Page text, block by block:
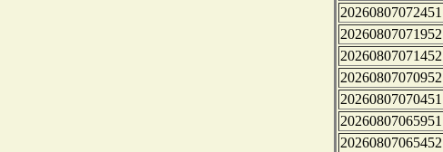
20260807072451
20260807071952
20260807071452
20260807070952
20260807070451
20260807065951
20260807065452